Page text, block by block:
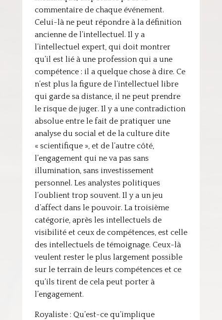
commentaire de chaque événement.
Celui-là ne peut répondre à la définition
ancienne de l’intellectuel. Il y a
l’intellectuel expert, qui doit montrer
qu’il est lié à une profession qui a une
compétence : il a quelque chose à dire. Ce
n’est plus la figure de l’intellectuel libre
qui garde sa distance, il ne peut prendre
le risque de juger. Il y a une contradiction
absolue entre le fait de pratiquer une
analyse du social et de la culture dite
« scientifique », et de l’autre côté,
l’engagement qui ne va pas sans
illumination, sans investissement
personnel. Les analystes politiques
l’oublient trop souvent. Il y a un jeu
d’affect dans le pouvoir. La troisième
catégorie, après les intellectuels de
visibilité et ceux de compétences, est celle
des intellectuels de témoignage. Ceux-là
veulent rester le plus largement possible
sur le terrain de leurs compétences et ce
qu’ils tirent de cela peut porter à
l’engagement.
Royaliste : Qu’est-ce qu’implique